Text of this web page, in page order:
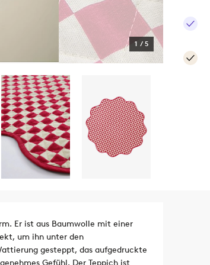
1 / 5
Er ist aus Baumwolle mit einer
um ihn unter den
gesteppt, das aufgedruckte
Gefühl. Der Teppich ist